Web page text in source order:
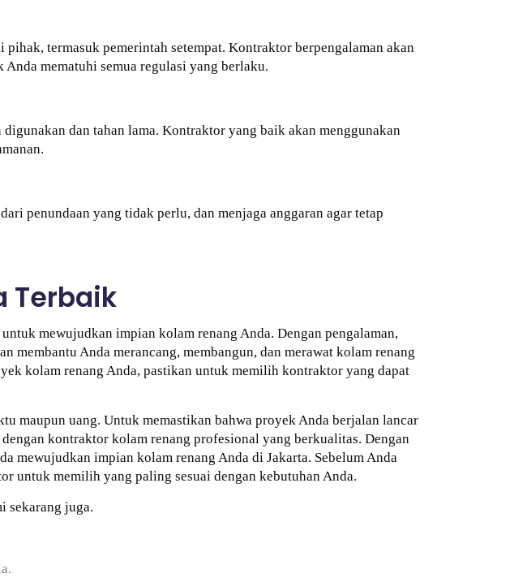
termasuk pemerintah setempat. Kontraktor berpengalaman akan
mematuhi semua regulasi yang berlaku.
dan tahan lama. Kontraktor yang baik akan menggunakan
penundaan yang tidak perlu, dan menjaga anggaran agar tetap
Terbaik
mewujudkan impian kolam renang Anda. Dengan pengalaman,
Anda merancang, membangun, dan merawat kolam renang
kolam renang Anda, pastikan untuk memilih kontraktor yang dapat
maupun uang. Untuk memastikan bahwa proyek Anda berjalan lancar
kontraktor kolam renang profesional yang berkualitas. Dengan
mewujudkan impian kolam renang Anda di Jakarta. Sebelum Anda
untuk memilih yang paling sesuai dengan kebutuhan Anda.
sekarang juga.